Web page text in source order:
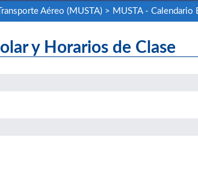
Aéreo (MUSTA)> MUSTA -
y Horarios de Clase